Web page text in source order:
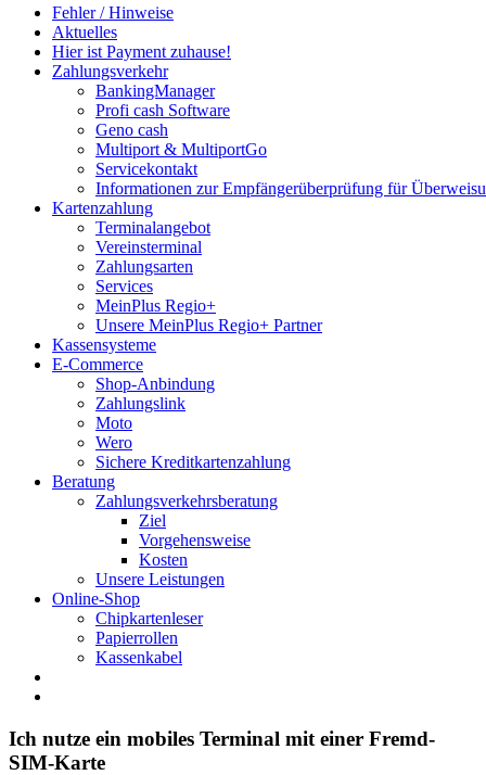
Fehler / Hinweise
Aktuelles
Hier ist Payment zuhause!
Zahlungsverkehr
BankingManager
Profi cash Software
Geno cash
Multiport & MultiportGo
Servicekontakt
Informationen zur Empfängerüberprüfung für
Kartenzahlung
Terminalangebot
Vereinsterminal
Zahlungsarten
Services
MeinPlus Regio+
Unsere MeinPlus Regio+ Partner
Kassensysteme
E-Commerce
Shop-Anbindung
Zahlungslink
Moto
Wero
Sichere Kreditkartenzahlung
Beratung
Zahlungsverkehrsberatung
Ziel
Vorgehensweise
Kosten
Unsere Leistungen
Online-Shop
Chipkartenleser
Papierrollen
Kassenkabel
Ich nutze ein mobiles Terminal mit einer Fremd-
SIM-Karte